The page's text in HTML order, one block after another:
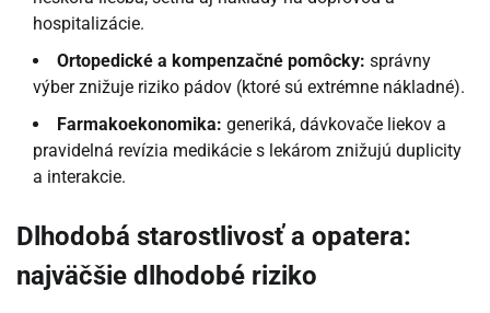
hospitalizácie.
Ortopedické a kompenzačné pomôcky: správny
výber znižuje riziko pádov (ktoré sú extrémne nákladné).
Farmakoekonomika: generiká, dávkovače liekov a
pravidelná revízia medikácie s lekárom znižujú duplicity
a interakcie.
Dlhodobá starostlivosť a opatera:
najväčšie dlhodobé riziko